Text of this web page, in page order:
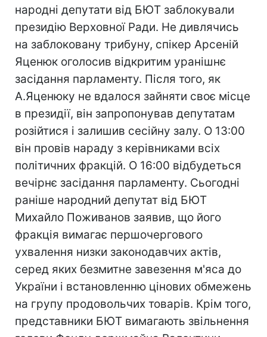
народні депутати від БЮТ заблокували
президію Верховної Ради. Не дивлячись
на заблоковану трибуну, спікер Арсеній
Яценюк оголосив відкритим уранішнє
засідання парламенту. Після того, як
А.Яценюку не вдалося зайняти своє місце
в президії, він запропонував депутатам
розійтися і залишив сесійну залу. О 13:00
він провів нараду з керівниками всіх
політичних фракцій. О 16:00 відбудеться
вечірнє засідання парламенту. Сьогодні
раніше народний депутат від БЮТ
Михайло Поживанов заявив, що його
фракція вимагає першочергового
ухвалення низки законодавчих актів,
серед яких безмитне завезення м'яса до
України і встановленню цінових обмежень
на групу продовольчих товарів. Крім того,
представники БЮТ вимагають звільнення